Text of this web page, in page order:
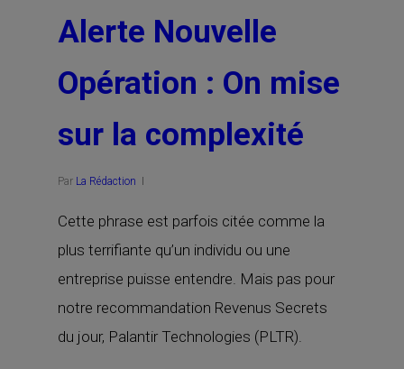
Alerte Nouvelle
Opération : On mise
sur la complexité
Par La Rédaction
Cette phrase est parfois citée comme la
plus terrifiante qu’un individu ou une
entreprise puisse entendre. Mais pas pour
notre recommandation Revenus Secrets
du jour, Palantir Technologies (PLTR).